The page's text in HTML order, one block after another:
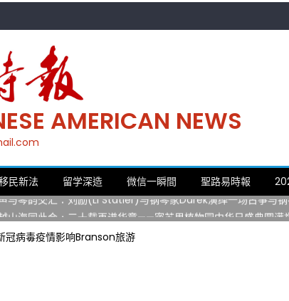
AMERICAN NEWS
民新法 留学深造 微信一瞬間 聖路易時報
晃三十年，初夏又相逢。中华日，等你来赴约 —— 密苏里植物园“
与琴韵交汇：刘励(Li Statler)与钢琴家Darek演绎一场古筝与
山海同此会，三十载再谱华章——密苏里植物园中华日盛典圆满
十二载跨越时空的相逢
冠病毒疫情影响Branson旅游